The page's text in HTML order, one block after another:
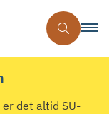
er det altid SU-